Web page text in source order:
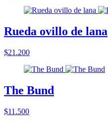
Rueda ovillo de lana
$21.200
The Bund
$11.500